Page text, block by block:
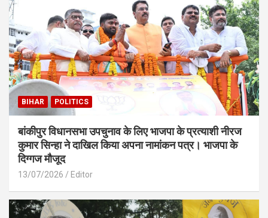
BIHAR POLITICS
बांकीपुर विधानसभा उपचुनाव के लिए भाजपा के प्रत्याशी नीरज
कुमार सिन्हा ने दाखिल किया अपना नामांकन पत्र। भाजपा के
दिग्गज मौजूद
13/07/2026 Editor